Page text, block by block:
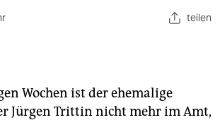
teilen
Wochen ist der ehemalige
Jürgen Trittin nicht mehr im Amt,